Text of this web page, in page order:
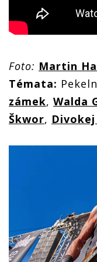
Foto: Martin
Témata:
zámek, Walda
Škwor,